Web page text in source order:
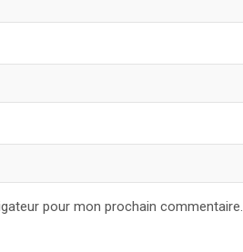
pour mon prochain commentaire.